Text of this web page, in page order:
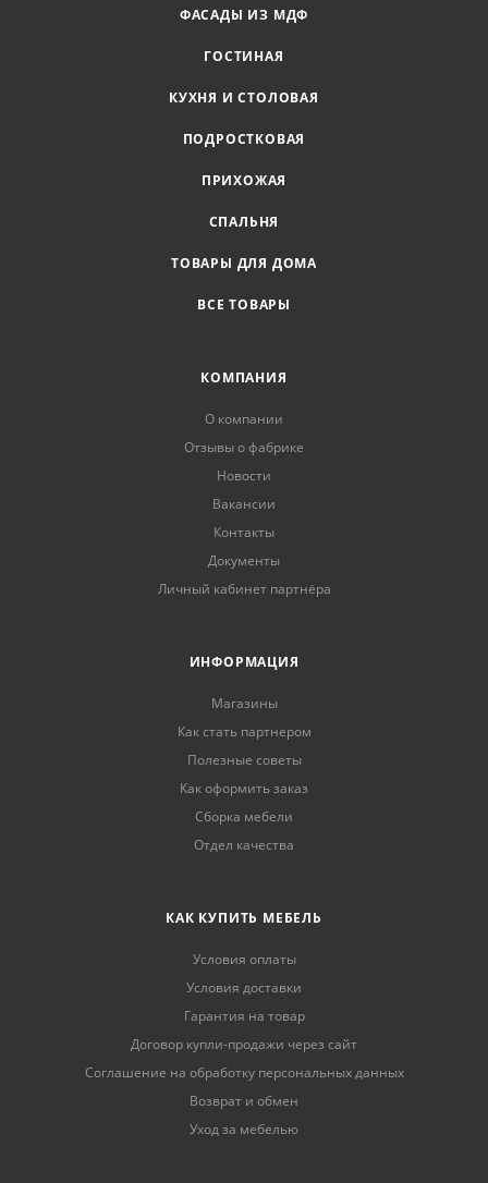
ФАСАДЫ ИЗ МДФ
ГОСТИНАЯ
КУХНЯ И СТОЛОВАЯ
ПОДРОСТКОВАЯ
ПРИХОЖАЯ
СПАЛЬНЯ
ТОВАРЫ ДЛЯ ДОМА
ВСЕ ТОВАРЫ
КОМПАНИЯ
О компании
Отзывы о фабрике
Новости
Вакансии
Контакты
Документы
Личный кабинет партнёра
ИНФОРМАЦИЯ
Магазины
Как стать партнером
Полезные советы
Как оформить заказ
Сборка мебели
Отдел качества
КАК КУПИТЬ МЕБЕЛЬ
Условия оплаты
Условия доставки
Гарантия на товар
Договор купли-продажи через сайт
Соглашение на обработку персональных данных
Возврат и обмен
Уход за мебелью